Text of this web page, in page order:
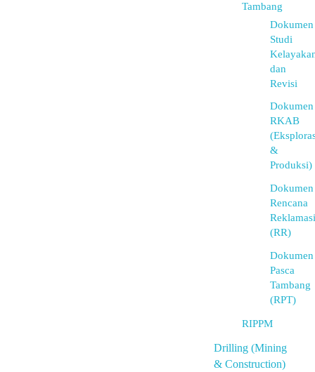
Tambang
Dokumen
Studi
dan
Revisi
Dokumen
RKAB
&
Produksi)
Dokumen
Rencana
Reklamasi
(RR)
Dokumen
Pasca
Tambang
(RPT)
RIPPM
Drilling (Mining
& Construction)